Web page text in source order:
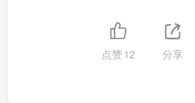
点赞12 分享